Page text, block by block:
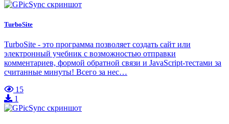
TurboSite
TurboSite - это программа позволяет создать сайт или
электронный учебник с возможностью отправки
комментариев, формой обратной связи и JavaScript-тестами за
считанные минуты! Всего за нес…
15
1